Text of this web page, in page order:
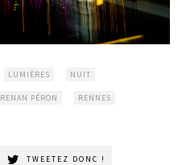
LUMIÈRES NUIT
RENAN PÉRON RENNES
TWEETEZ DONC !